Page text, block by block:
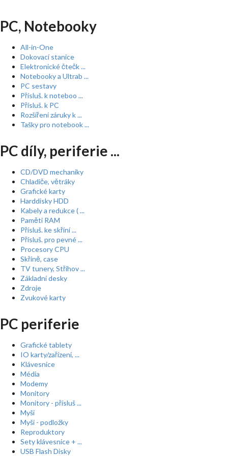
PC, Notebooky
All-in-One
Dokovací stanice
Elektronické čtečk ...
Notebooky a Ultrab ...
PC sestavy
Přísluš. k noteboo ...
Přísluš. k PC
Rozšíření záruky k ...
Tašky pro notebook ...
PC díly, periferie ...
CD/DVD mechaniky
Chladiče, větráky
Grafické karty
Harddisky HDD
Kabely a redukce ( ...
Paměti RAM
Přísluš. ke skříní ...
Přísluš. pro pevné ...
Procesory CPU
Skříně, case
TV tunery, Střihov ...
Základní desky
Zdroje
Zvukové karty
PC periferie
Grafické tablety
IO karty/zařízení, ...
Klávesnice
Média
Modemy
Monitory
Monitory - přísluš ...
Myši
Myši - podložky
Reproduktory
Sety klávesnice + ...
USB Flash Disky